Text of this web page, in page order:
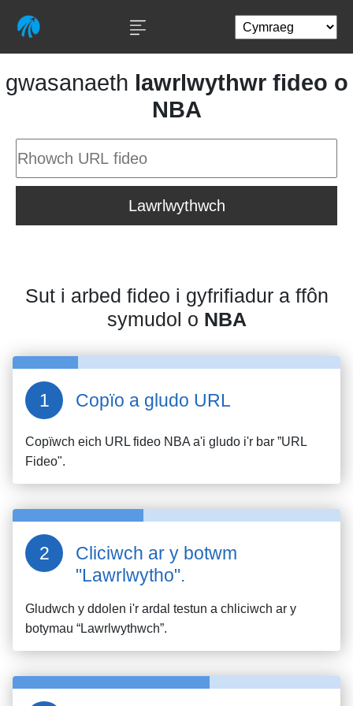
gwasanaeth lawrlwythwr fideo o
NBA
Lawrlwythwch
Sut i arbed fideo i gyfrifiadur a ffôn
symudol o NBA
Copïo a gludo URL
Copïwch eich URL fideo NBA a'i gludo i'r bar ”URL
Fideo".
Cliciwch ar y botwm
"Lawrlwytho".
Gludwch y ddolen i'r ardal testun a chliciwch ar y
botymau “Lawrlwythwch”.